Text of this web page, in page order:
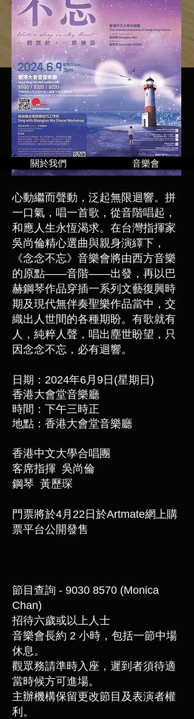
關於我們 音樂會
心動繼而聲動，泛起無限迴響。拼
一口氣，唱一首歌，從音階唱起，
和應人生永恆渴求。在台灣指揮家
吳尚倫精心選曲與親身演繹下，
《念念不忘》音樂會將由西方音樂
的原點——音階——出發，再以巴
赫鋼琴作品穿插一系列文藝復興時
期及現代無伴奏聖樂作品當中，交
織出人世間的各種期盼。有歌就有
人，純粹人聲，唱出塵世盼望，只
因念念不忘，必有迴響。
日期：2024年6月9日 (星期日)
香港大會堂音樂廳
時間：下午三時正
地點：香港大會堂音樂廳
香港中文大學合唱團
客席指揮 吳尚倫
鋼琴 黃歷琛
門票將於4月22日於Artmate網上購
票平台公開發售
節目查詢 - 9030 8570 (Monica
Chan)
招待六歲或以上人士
音樂會長約 2 小時，包括一節中場
休息。
觀眾務請準時入座，遲到者須待適
當時候方可進場。
主辦機構保留更改節目及表演者權
利。